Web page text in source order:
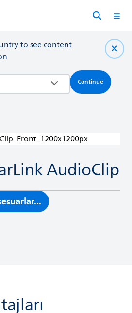
to see content
Continue
AudioClip